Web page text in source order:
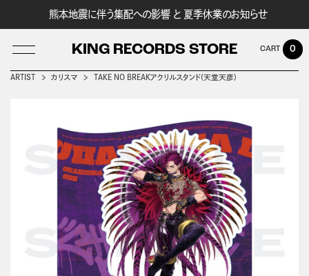
熊本地震に伴う集配への影響 と 夏季休業のお知らせ
KING RECORDS STORE
LOG IN
0
ARTIST カリスマ TAKE NO BREAKアクリルスタンド(天堂天彦)